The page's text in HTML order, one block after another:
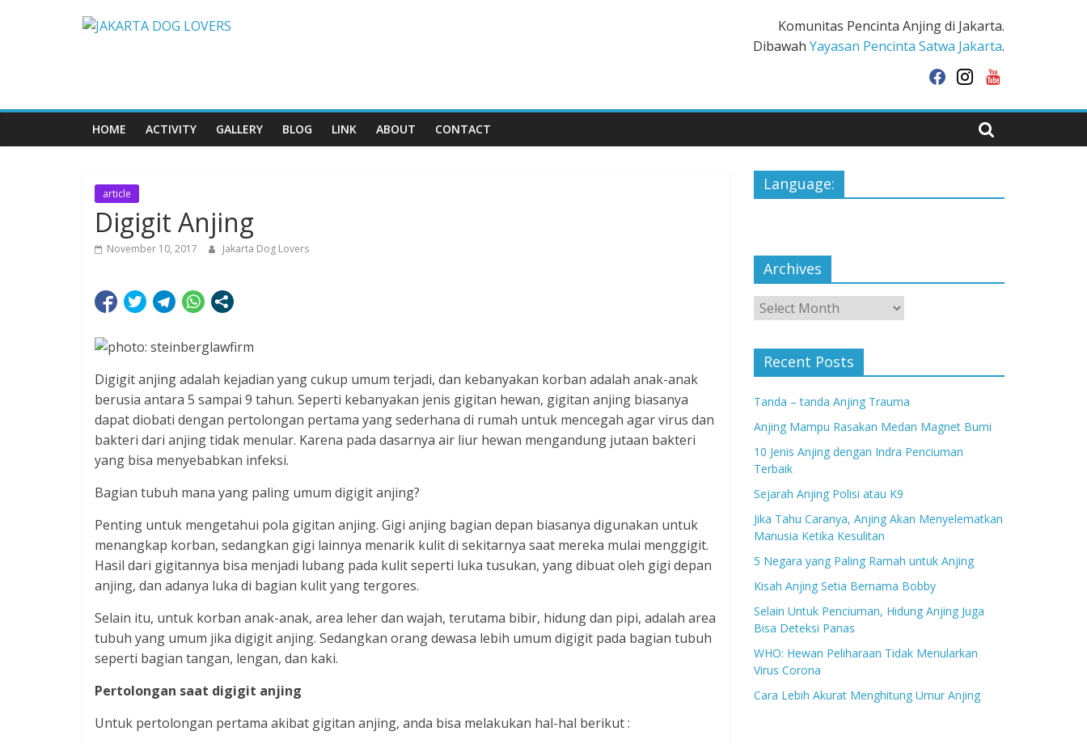
JAKARTA
LOVERS
Komunitas Pencinta Anjing di Jakarta.
Dibawah Yayasan Pencinta Satwa Jakarta.
facebookinstagram
youtube
HOME ACTIVITY GALLERY BLOG LINK ABOUT CONTACT
article
Digigit Anjing
November 10, 2017 Jakarta Dog Lovers
Digigit anjing adalah kejadian yang cukup umum terjadi, dan kebanyakan korban adalah anak-anak
berusia antara 5 sampai 9 tahun. Seperti kebanyakan jenis gigitan hewan, gigitan anjing biasanya
dapat diobati dengan pertolongan pertama yang sederhana di rumah untuk mencegah agar virus dan
bakteri dari anjing tidak menular. Karena pada dasarnya air liur hewan mengandung jutaan bakteri
yang bisa menyebabkan infeksi.
Bagian tubuh mana yang paling umum digigit anjing?
Penting untuk mengetahui pola gigitan anjing. Gigi anjing bagian depan biasanya digunakan untuk
menangkap korban, sedangkan gigi lainnya menarik kulit di sekitarnya saat mereka mulai menggigit.
Hasil dari gigitannya bisa menjadi lubang pada kulit seperti luka tusukan, yang dibuat oleh gigi depan
anjing, dan adanya luka di bagian kulit yang tergores.
Selain itu, untuk korban anak-anak, area leher dan wajah, terutama bibir, hidung dan pipi, adalah area
tubuh yang umum jika digigit anjing. Sedangkan orang dewasa lebih umum digigit pada bagian tubuh
seperti bagian tangan, lengan, dan kaki.
Pertolongan saat digigit anjing
Untuk pertolongan pertama akibat gigitan anjing, anda bisa melakukan hal-hal berikut :
Language:
Archives
Archives
Recent Posts
Tanda – tanda Anjing Trauma
Anjing Mampu Rasakan Medan Magnet Bumi
10 Jenis Anjing dengan Indra Penciuman
Terbaik
Sejarah Anjing Polisi atau K9
Jika Tahu Caranya, Anjing Akan Menyelematkan
Manusia Ketika Kesulitan
5 Negara yang Paling Ramah untuk Anjing
Kisah Anjing Setia Bernama Bobby
Selain Untuk Penciuman, Hidung Anjing Juga
Bisa Deteksi Panas
WHO: Hewan Peliharaan Tidak Menularkan
Virus Corona
Cara Lebih Akurat Menghitung Umur Anjing